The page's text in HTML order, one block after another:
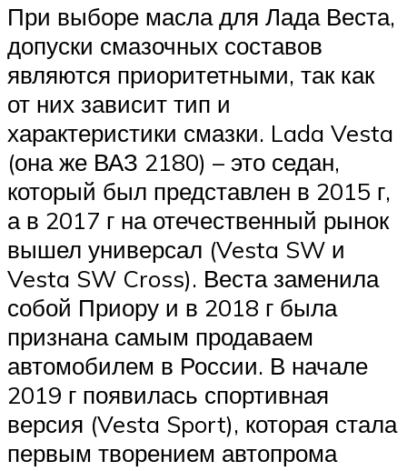
При выборе масла для Лада Веста,
допуски смазочных составов
являются приоритетными, так как
от них зависит тип и
характеристики смазки. Lada Vesta
(она же ВАЗ 2180) – это седан,
который был представлен в 2015 г,
а в 2017 г на отечественный рынок
вышел универсал (Vesta SW и
Vesta SW Cross). Веста заменила
собой Приору и в 2018 г была
признана самым продаваем
автомобилем в России. В начале
2019 г появилась спортивная
версия (Vesta Sport), которая стала
первым творением автопрома